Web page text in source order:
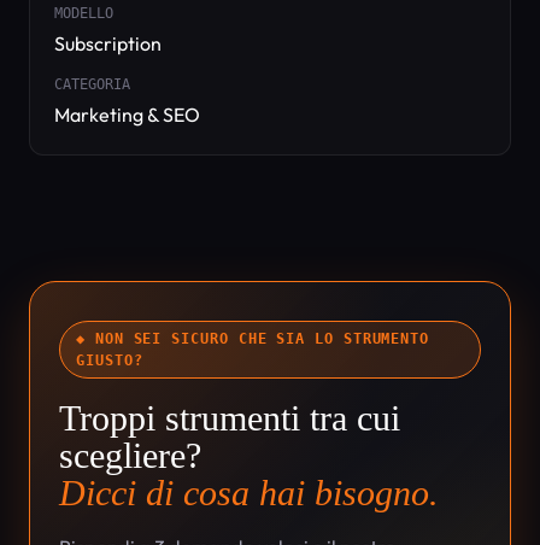
MODELLO
Subscription
CATEGORIA
Marketing & SEO
◆ NON SEI SICURO CHE SIA LO STRUMENTO
GIUSTO?
Troppi strumenti tra cui
scegliere?
Dicci di cosa hai bisogno.